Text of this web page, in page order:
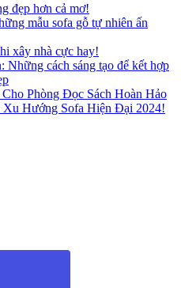
đẹp hơn cả mơ!
mẫu sofa gỗ tự nhiên ấn
xây nhà cực hay!
Những cách sáng tạo để kết hợp
Phòng Đọc Sách Hoàn Hảo
Hướng Sofa Hiện Đại 2024!